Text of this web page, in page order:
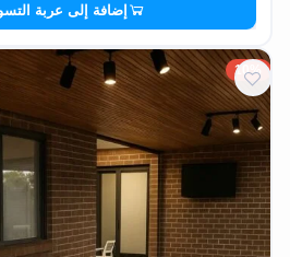
إضافة إلى عربة
10%